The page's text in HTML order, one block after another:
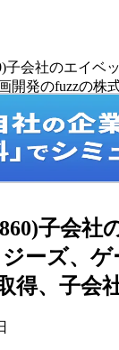
子会社のエイベ
開発のfuzzの株
子会社
ーズ、ゲ
得、子会